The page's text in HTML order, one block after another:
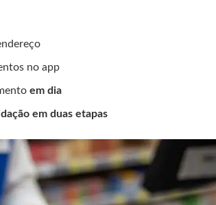
no app
em dia
em duas etapas